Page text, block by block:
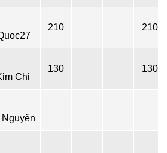
210 210
Chi
130 130